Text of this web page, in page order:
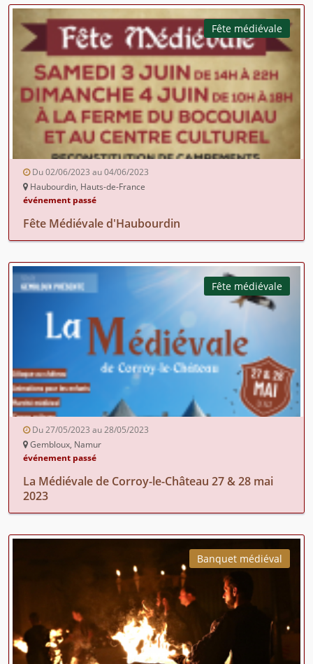
Fête médiévale
Du 02/06/2023 au 04/06/2023
Haubourdin, Hauts-de-France
événement passé
Fête Médiévale d'Haubourdin
Fête médiévale
Du 27/05/2023 au 28/05/2023
Gembloux, Namur
événement passé
La Médiévale de Corroy-le-Château 27 & 28 mai
2023
Banquet médiéval